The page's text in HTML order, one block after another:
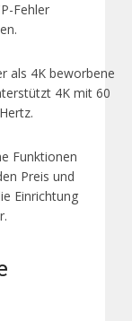
Fehler
als 4K beworbene
4K mit 60
Funktionen
Preis und
Einrichtung